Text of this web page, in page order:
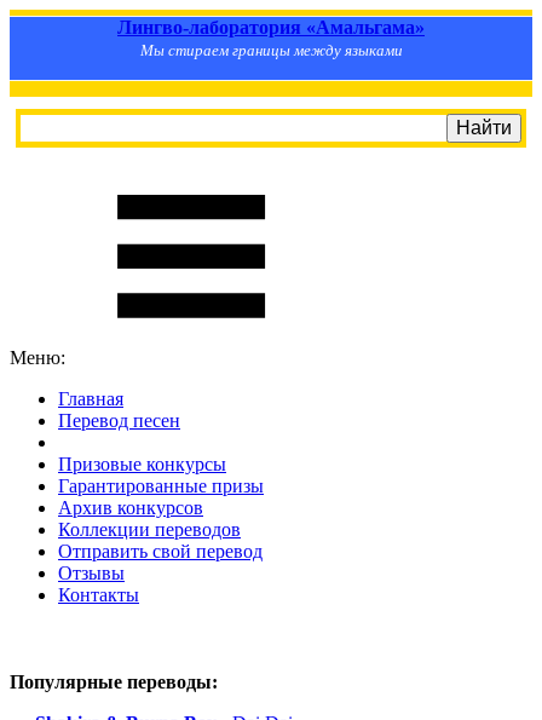
Лингво-лаборатория «Амальгама»
Мы стираем границы между языками
Меню:
Главная
Перевод песен
Призовые конкурсы
Гарантированные призы
Архив конкурсов
Коллекции переводов
Отправить свой перевод
Отзывы
Контакты
Популярные переводы: